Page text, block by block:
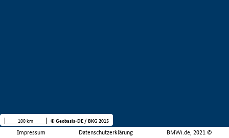
Impressum Datenschutzerklärung BMWi.de, 2021 ©
100 km © Geobasis-DE / BKG 2015